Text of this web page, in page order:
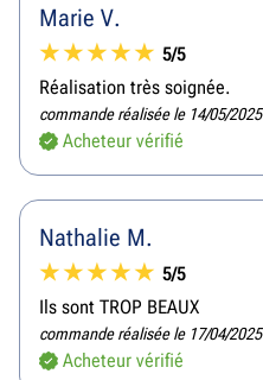
Marie V.
5/5
Réalisation très soignée.
commande réalisée le 14/05/2025
Acheteur vérifié
Nathalie M.
5/5
Ils sont TROP BEAUX
commande réalisée le 17/04/2025
Acheteur vérifié